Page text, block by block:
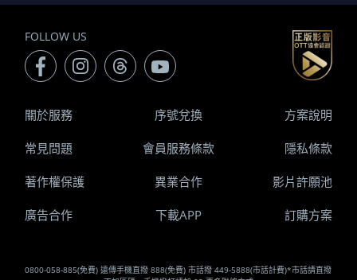
FOLLOW US
0800-058-885(免費) 遠傳手機直撥 888(免費) 市話撥 449-5888(市話計費)*市話請直撥
關於服務 序號兌換 方案說明
常見問題 會員服務條款 隱私條款
著作權保護 異業合作 影片許願池
廣告合作 下載APP 訂購方案